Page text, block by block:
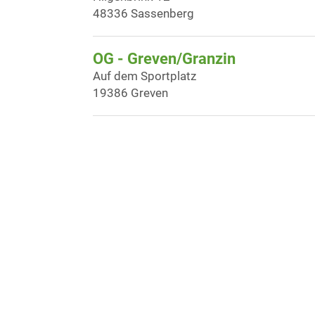
48336 Sassenberg
OG - Greven/Granzin
Auf dem Sportplatz
19386 Greven